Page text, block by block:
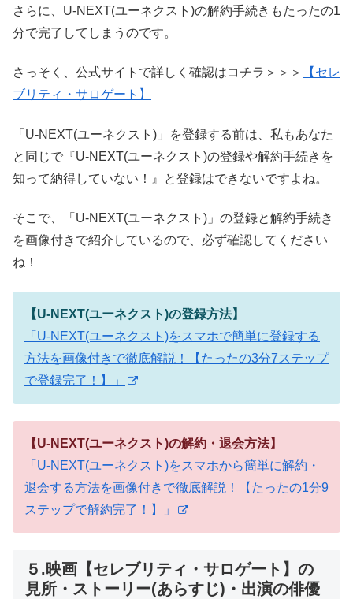
さらに、U-NEXT(ユーネクスト)の解約手続きもたったの1
分で完了してしまうのです。
さっそく、公式サイトで詳しく確認はコチラ＞＞＞
【セレ
ブリティ・サロゲート】
「U-NEXT(ユーネクスト)」を登録する前は、私もあなた
と同じで『U-NEXT(ユーネクスト)の登録や解約手続きを
知って納得していない！』と登録はできないですよね。
そこで、「U-NEXT(ユーネクスト)」の登録と解約手続き
を画像付きで紹介しているので、必ず確認してください
ね！
【U-NEXT(ユーネクスト)の登録方法】
「U-NEXT(ユーネクスト)をスマホで簡単に登録する
方法を画像付きで徹底解説！【たったの3分7ステップ
で登録完了！】」
【U-NEXT(ユーネクスト)の解約・退会方法】
「U-NEXT(ユーネクスト)をスマホから簡単に解約・
退会する方法を画像付きで徹底解説！【たったの1分9
ステップで解約完了！】」
５.映画【セレブリティ・サロゲート】の
見所・ストーリー(あらすじ)・出演の俳優